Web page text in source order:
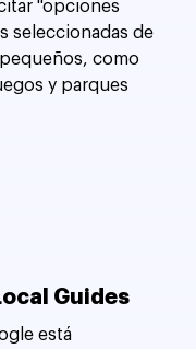
"opciones
seleccionadas de
como
y parques
Guides
está